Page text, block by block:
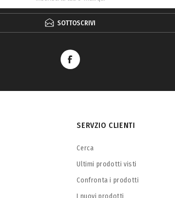
SOTTOSCRIVI
SERVZIO CLIENTI
Cerca
Ultimi prodotti visti
Confronta i prodotti
I nuovi prodotti